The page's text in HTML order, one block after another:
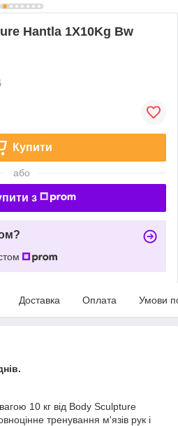
Hantla 1X10Kg Bw
Купити
або
з
Доставка Оплата Умови
10 кг від Body Sculpture
тренування м'язів рук і